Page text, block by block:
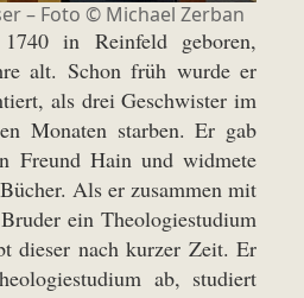
– Foto © Michael Zerban
in Reinfeld geboren,
alt. Schon früh wurde er
als drei Geschwister im
Monaten starben. Er gab
Freund Hain und widmete
Als er zusammen mit
ein Theologiestudium
dieser nach kurzer Zeit. Er
ab, studiert